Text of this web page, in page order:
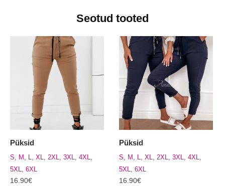
Seotud tooted
Püksid
S, M, L, XL, 2XL, 3XL, 4XL,
5XL, 6XL
16.90€
Püksid
S, M, L, XL, 2XL, 3XL, 4XL,
5XL, 6XL
16.90€